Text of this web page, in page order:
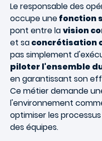
Le responsable des
occupe unefonction
pont entre lavision
et saconcrétisation
pas simplement
piloter l'ensemble
en garantissant son
Ce métier demande
l'environnement
optimiser les
des équipes.